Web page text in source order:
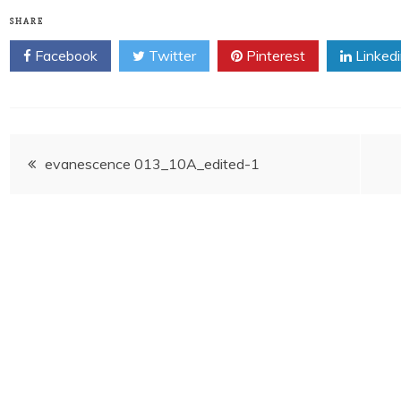
SHARE
Facebook Twitter Pinterest
Postevanescence 013_10A_edited-1